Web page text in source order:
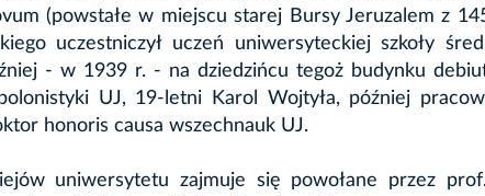
(powstałe w miejscu starej Bursy Jeruzalem z
uczestniczył uczeń uniwersyteckiej szkoły
- w 1939 r. - na dziedzińcu tegoż budynku
UJ, 19-letni Karol Wojtyła, później
honoris causa wszechnauk UJ.
uniwersytetu zajmuje się powołane przez